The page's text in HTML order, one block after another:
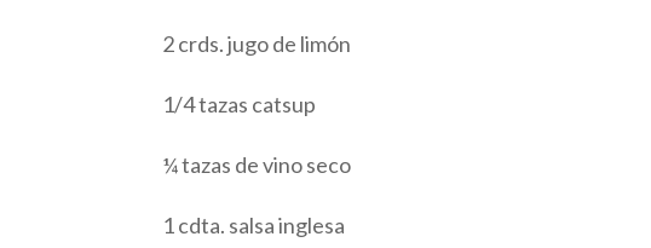
2 crds. jugo de limón
1/4 tazas catsup
¼ tazas de vino seco
1 cdta. salsa inglesa